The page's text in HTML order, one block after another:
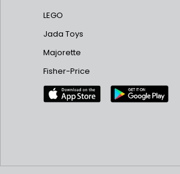
LEGO
Jada Toys
Majorette
Fisher-Price